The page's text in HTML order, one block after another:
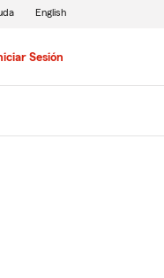
Sesión
English